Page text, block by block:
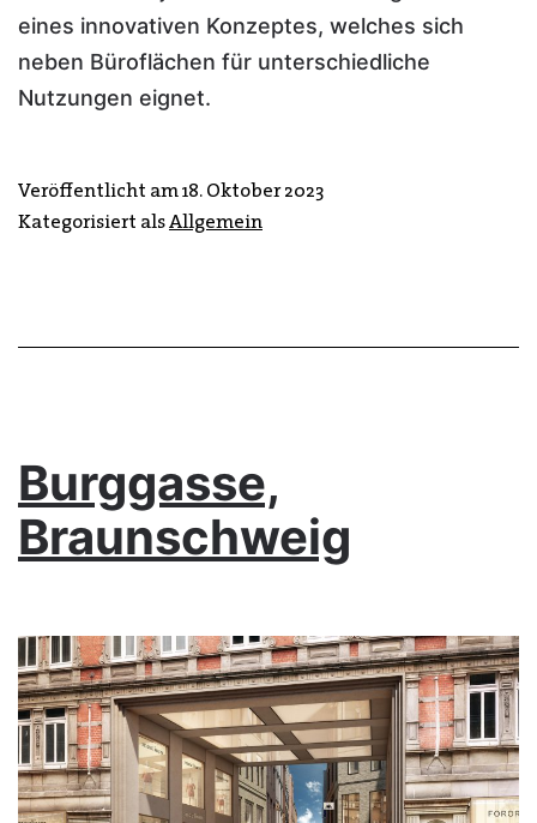
eines innovativen Konzeptes, welches sich
neben Büroflächen für unterschiedliche
Nutzungen eignet.
Veröffentlicht am18. Oktober 2023
Kategorisiert alsAllgemein
Burggasse,
Braunschweig